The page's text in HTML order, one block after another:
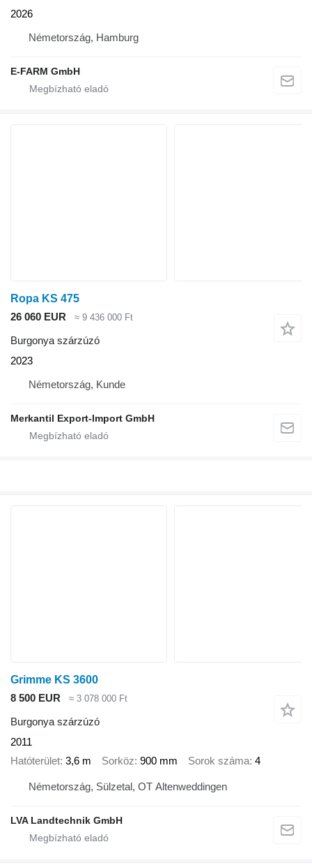
2026
Németország, Hamburg
E-FARM GmbH
Ropa KS 475
26 060 EUR
≈ 9 436 000 Ft
Burgonya szárzúzó
2023
Németország, Kunde
Merkantil Export-Import GmbH
Grimme KS 3600
8 500 EUR
≈ 3 078 000 Ft
Burgonya szárzúzó
2011
Hatóterület 3,6 m Sorköz 900 mm Sorok száma 4
Németország, Sülzetal, OT Altenweddingen
LVA Landtechnik GmbH